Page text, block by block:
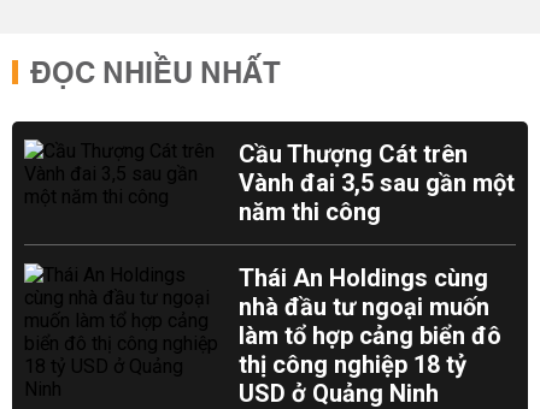
ĐỌC NHIỀU NHẤT
Cầu Thượng Cát trên
Vành đai 3,5 sau gần một
năm thi công
Thái An Holdings cùng
nhà đầu tư ngoại muốn
làm tổ hợp cảng biển đô
thị công nghiệp 18 tỷ
USD ở Quảng Ninh